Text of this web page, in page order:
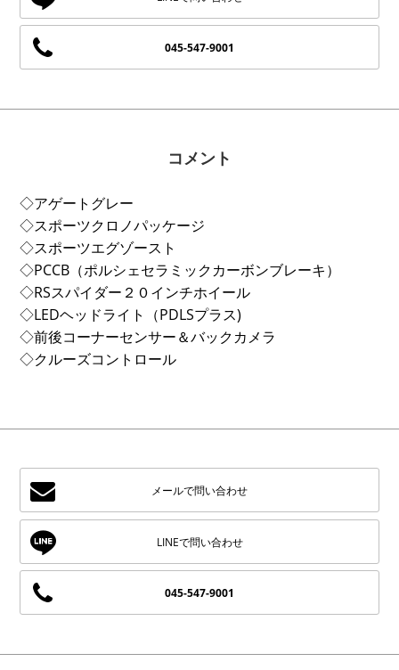
045-547-9001
コメント
◇アゲートグレー
◇スポーツクロノパッケージ
◇スポーツエグゾースト
◇PCCB（ポルシェセラミックカーボンブレーキ）
◇RSスパイダー２０インチホイール
◇LEDヘッドライト（PDLSプラス)
◇前後コーナーセンサー＆バックカメラ
◇クルーズコントロール
メールで問い合わせ
045-547-9001